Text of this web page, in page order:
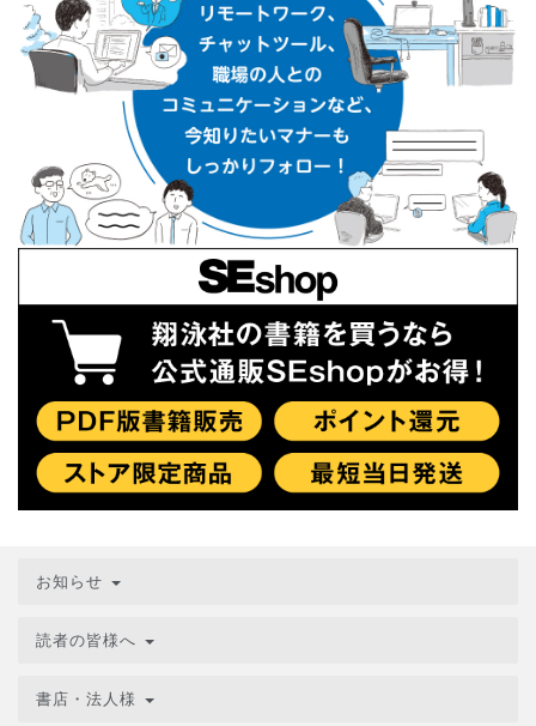
お知らせ
読者の皆様へ
書店・法人様